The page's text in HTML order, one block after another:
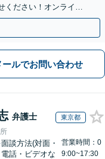
ください！オンライン
ールでお問い合わせ
弁護士 東京都
面談方法(対面・
電話・ビデオな
営業時間：0
9:00~17:30